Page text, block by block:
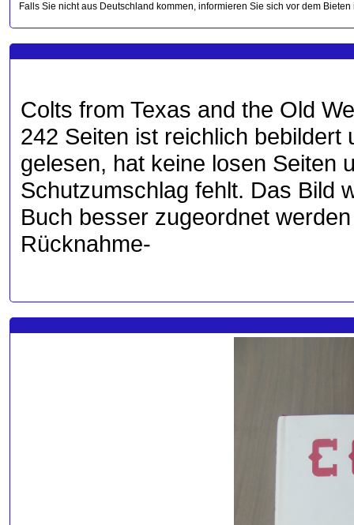
Falls Sie nicht aus Deutschland kommen, informieren Sie sich vor dem
Colts from Texas and the Old
242 Seiten ist reichlich
gelesen, hat keine losen Seiten
Schutzumschlag fehlt. Das Bild
Buch besser zugeordnet
Rücknahme-